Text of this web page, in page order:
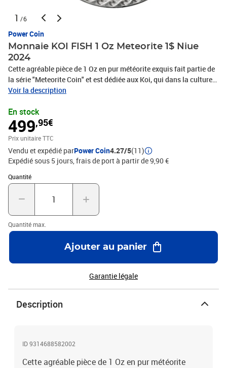
1 /6
Power Coin
Monnaie KOI FISH 1 Oz Meteorite 1$ Niue
2024
Cette agréable pièce de 1 Oz en pur météorite exquis fait partie de
la série "Meteorite Coin" et est dédiée aux Koi, qui dans la culture
orientale sont vénérés comme des symboles de chance, de
capacité à remonter les courants et atteindre leurs objectifs. Les
Koi sont également des symboles de yin-yang dans le feng shui,
représentant l'union harmonieuse des opposés et la quête de
l'équilibre. Cette pièce est livrée dans une boîte, accompagnée du
Certificat d'Authenticité. Tirage limité à seulement 888 pièces
dans le monde. Le revers de la pièce représente deux magnifiques
poissons Koi colorés, glissant gracieusement dans l'eau. L'avers
présente le Public Seal de Niue, avec les inscriptions: "NIUE
ISLAND" - le pays émetteur, "ONE DOLLAR" - la valeur faciale, et
Voir la description
En stock
499,95€
Prix unitaire TTC
Vendu et expédié parPower Coin4.27/5(11)
Expédié sous 5 jours, frais de port à partir de 9,90 €
Quantité
Quantité : 1
Quantité max.
Ajouter au panier
Garantie légale
Description
ID 9314688582002
Cette agréable pièce de 1 Oz en pur météorite